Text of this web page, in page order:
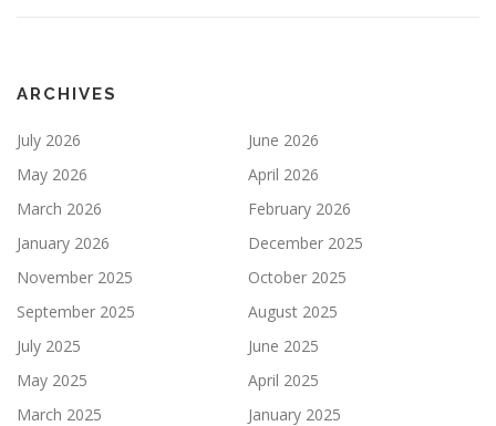
ARCHIVES
July 2026
June 2026
May 2026
April 2026
March 2026
February 2026
January 2026
December 2025
November 2025
October 2025
September 2025
August 2025
July 2025
June 2025
May 2025
April 2025
March 2025
January 2025